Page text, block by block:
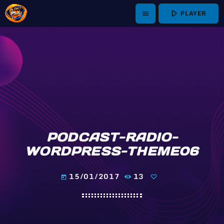
menu play_arrow PLAYER
PODCAST-RADIO-
WORDPRESS-THEME06
today 15/01/2017 13